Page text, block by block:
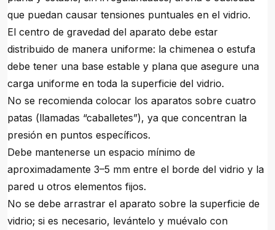
que puedan causar tensiones puntuales en el vidrio.
El centro de gravedad del aparato debe estar
distribuido de manera uniforme: la chimenea o estufa
debe tener una base estable y plana que asegure una
carga uniforme en toda la superficie del vidrio.
No se recomienda colocar los aparatos sobre cuatro
patas (llamadas “caballetes”), ya que concentran la
presión en puntos específicos.
Debe mantenerse un espacio mínimo de
aproximadamente 3–5 mm entre el borde del vidrio y la
pared u otros elementos fijos.
No se debe arrastrar el aparato sobre la superficie de
vidrio; si es necesario, levántelo y muévalo con